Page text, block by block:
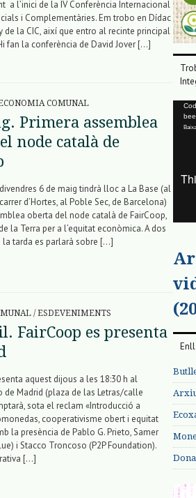
a l’inici de la IV Conferència Internacional
i Complementàries. Em trobo en Dídac
de la CIC, així que entro al recinte principal
fan la conferència de David Jover […]
COMUNAL
Primera assemblea
node català de
6 de maig tindrà lloc a La Base (al
d’Hortes, al Poble Sec, de Barcelona)
oberta del node català de FairCoop,
la Terra per a l’equitat econòmica. A dos
la tarda es parlarà sobre […]
/ ESDEVENIMENTS
FairCoop es presenta
aquest dijous a les 18:30 h al
de Madrid (plaza de las Letras/calle
sota el reclam «Introducció a
cooperativisme obert i equitat
la presència de Pablo G. Prieto, Samer
i Stacco Troncoso (P2P Foundation).
[…]
vídeo